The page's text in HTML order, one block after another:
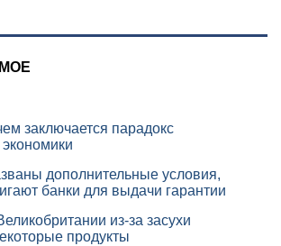
заключается парадокс
дополнительные условия,
банки для выдачи гарантии
из-за засухи
продукты